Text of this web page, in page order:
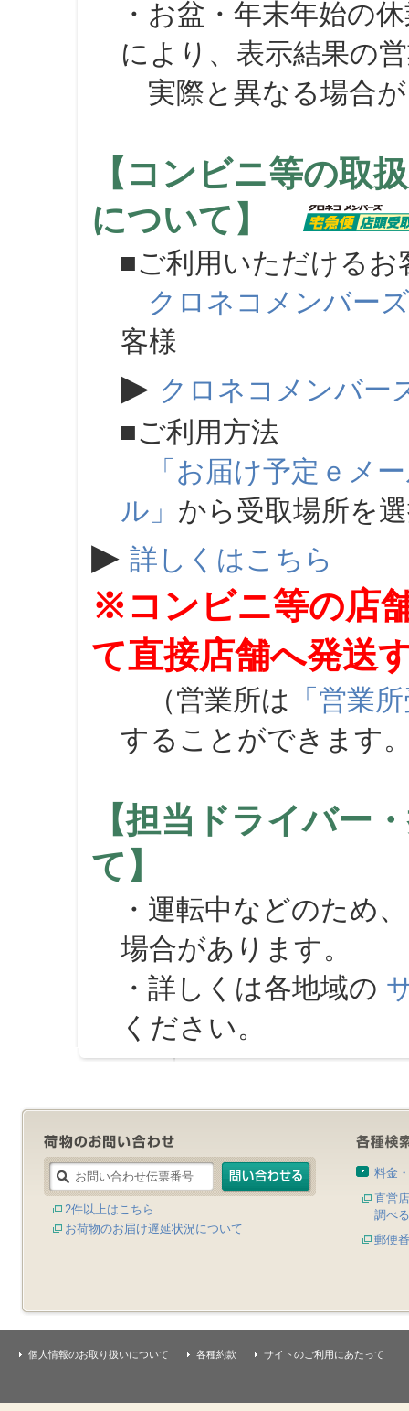
・お盆・年末年始の
により、表示結果の
実際と異なる場合が
【コンビニ等の取
について】
■ご利用いただけるお
クロネコメンバーズ
客様
▶ クロネコメンバー
■ご利用方法
「お届け予定ｅメ
ル」 から受取場所を
▶ 詳しくはこちら
※コンビニ等の店
て直接店舗へ発送
（営業所は 「営業
することができます
【担当ドライバー
て】
・運転中などのため
場合があります。
・詳しくは各地域の
ください。
2件以上はこちら
お荷物のお届け遅延状況について
料金
直営
調べる
郵便
個人情報のお取り扱いについて 各種約款 サイトのご利用にあたって